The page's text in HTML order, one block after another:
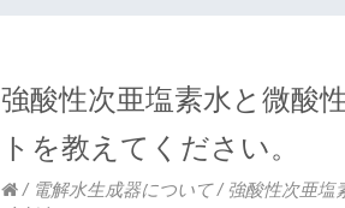
強酸性次亜塩素水と微酸
トを教えてください。
/ 電解水生成器について / 強酸性次亜塩